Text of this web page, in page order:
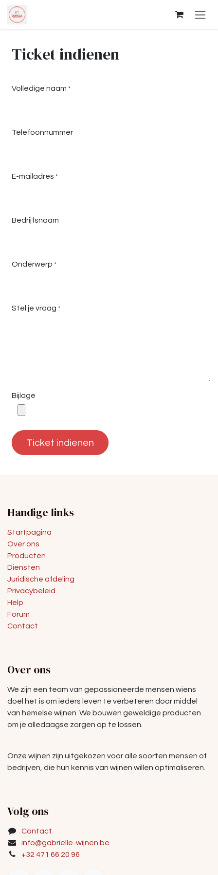
Overslaan naar inhoud
Ticket indienen
Volledige naam *
Telefoonnummer
E-mailadres *
Bedrijfsnaam
Onderwerp *
Stel je vraag *
Bijlage
Ticket indienen
Handige links
Startpagina
Over ons
Producten
Diensten
Juridische afdeling
Privacybeleid
Help
Forum
Contact
Over ons
We zijn een team van gepassioneerde mensen wiens
doel het is om ieders leven te verbeteren door middel
van hemelse wijnen. We bouwen geweldige producten
om je alledaagse zorgen op te lossen.
Onze wijnen zijn uitgekozen voor alle soorten mensen of
bedrijven, die hun kennis van wijnen willen optimaliseren.
Volg ons
Contact
info@gabrielle-wijnen.be
+32 471 66 20 96